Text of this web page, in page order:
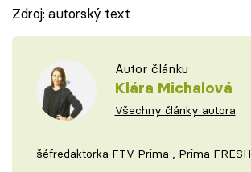
Zdroj: autorský text
Autor článku
Klára Michalová
Všechny články autora
šéfredaktorka FTV Prima , Prima FRESH